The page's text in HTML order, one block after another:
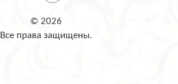
© 2026
Все права защищены.